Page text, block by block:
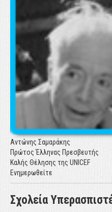
Αντώνης Σαμαράκης
Πρώτος Έλληνας Πρεσβευτής
Καλής Θέλησης της UNICEF
Ενημερωθείτε
Σχολεία
ΕΚΘΕΣΗ UNICEF: "Η
ΕΚΘΕΣΗ UNICEF: "Η